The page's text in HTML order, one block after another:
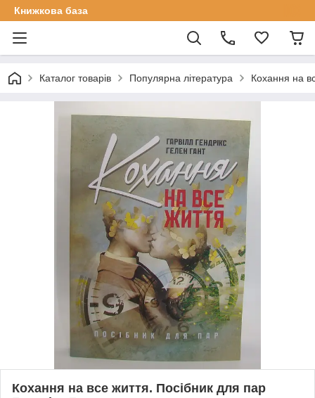
Книжкова база
Каталог товарів Популярна література Кохання на
Кохання на все життя. Посібник для пар